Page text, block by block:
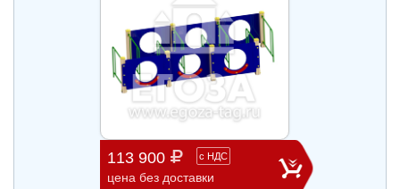
113 900 с НДС
цена без доставки